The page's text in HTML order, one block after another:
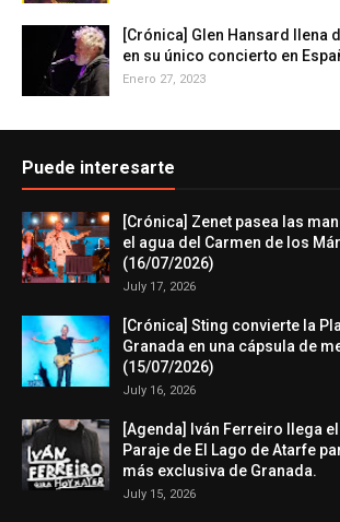
[Crónica] Glen Hansard llena
en su único concierto en
Enero 27, 2023
Puede interesarte
[Crónica] Zenet pasea las
el agua del Carmen de los
(16/07/2026)
July 17, 2026
[Crónica] Sting convierte la
Granada en una cápsula de
(15/07/2026)
July 16, 2026
[Agenda] Iván Ferreiro llega
Paraje de El Lago de Atarfe
más exclusiva de Granada.
July 15, 2026